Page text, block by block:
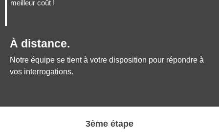
meilleur coût !
À distance.
Notre équipe se tient à votre disposition pour répondre à
vos interrogations.
3ème étape